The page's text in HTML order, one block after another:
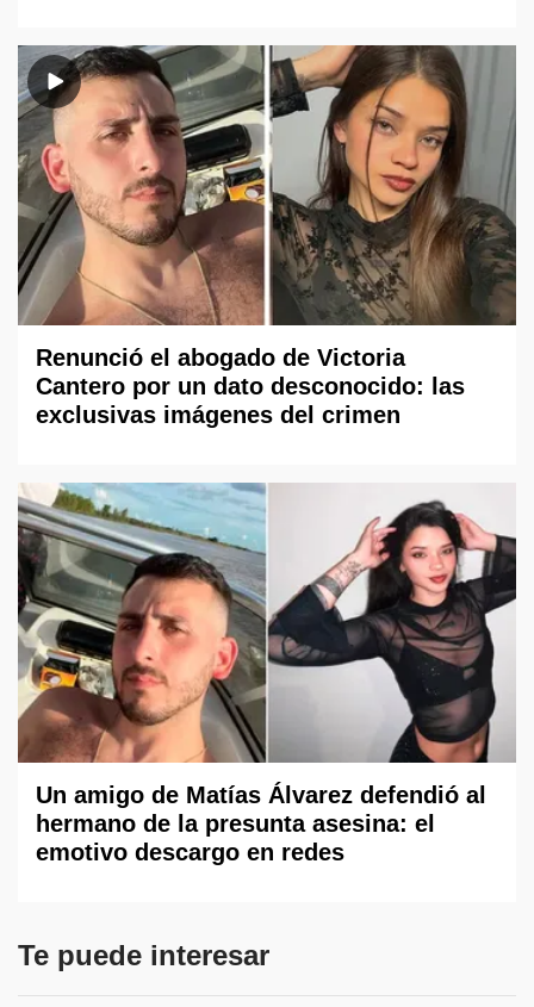
Renunció el abogado de Victoria
Cantero por un dato desconocido: las
exclusivas imágenes del crimen
Un amigo de Matías Álvarez defendió al
hermano de la presunta asesina: el
emotivo descargo en redes
Te puede interesar